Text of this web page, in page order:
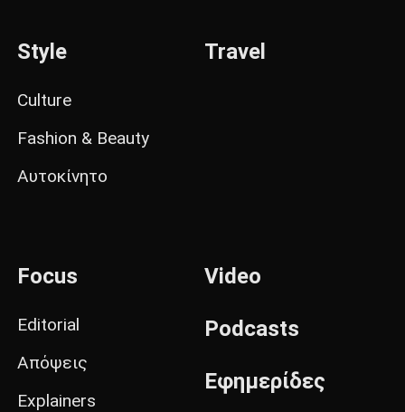
Style
Culture
Fashion & Beauty
Αυτοκίνητο
Travel
Focus
Editorial
Απόψεις
Explainers
Video
Podcasts
Εφημερίδες